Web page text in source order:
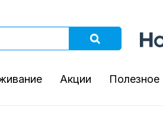
Акции Полезное